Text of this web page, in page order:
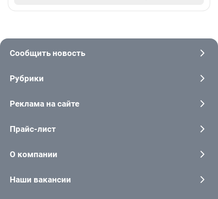
Сообщить новость
Рубрики
Реклама на сайте
Прайс-лист
О компании
Наши вакансии